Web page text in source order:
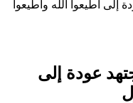
أطيعوا الله وأطيعوا
عودة إلى